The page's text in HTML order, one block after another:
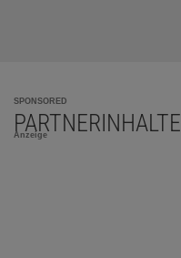
SPONSORED
PARTNERINHALTE
Anzeige